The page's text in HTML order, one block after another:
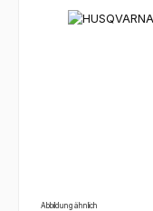
Bildergalerie
Abbildung ähnlich